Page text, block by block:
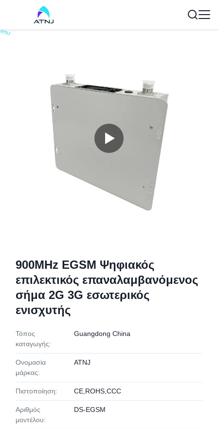
900MHz EGSM Ψηφιακός
επιλεκτικός επαναλαμβανόμενος
σήμα 2G 3G εσωτερικός
ενισχυτής
Τόπος
καταγωγής:
Guangdong China
Ονομασία
μάρκας:
ATNJ
Πιστοποίηση: CE,ROHS,CCC
Αριθμός
μοντέλου:
DS-EGSM